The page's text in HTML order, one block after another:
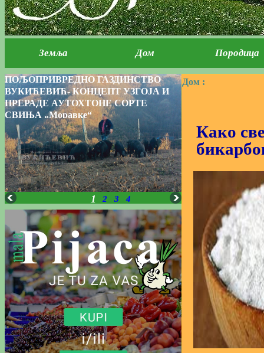
ПОЉОПРИВРЕДНО ГАЗДИНСТВО
ВУКИЋЕВИЋ- КОНЦЕПТ УЗГОЈА И
ПРЕРАДЕ АУТОХТОНЕ СОРТЕ
СВИЊА „Моравке“
1 2 3 4
Дом :
Како
Земља Дом Породица